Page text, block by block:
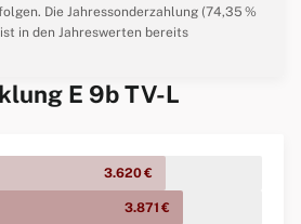
Die Jahressonderzahlung (74,35 %
in den Jahreswerten bereits
E 9b TV-L
3.620 €
3.871 €